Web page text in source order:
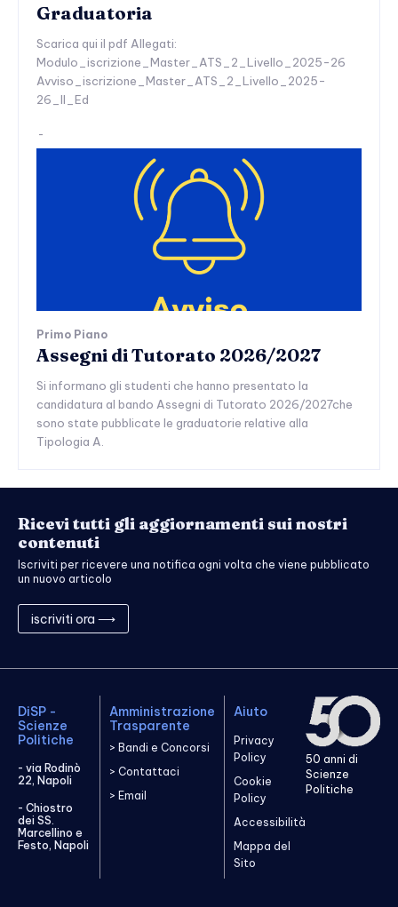
Graduatoria
Scarica qui il pdf Allegati:
Modulo_iscrizione_Master_ATS_2_Livello_2025-26
Avviso_iscrizione_Master_ATS_2_Livello_2025-
26_II_Ed
-
Primo Piano
Assegni di Tutorato 2026/2027
Si informano gli studenti che hanno presentato la
candidatura al bando Assegni di Tutorato 2026/2027che
sono state pubblicate le graduatorie relative alla
Tipologia A.
Ricevi tutti gli aggiornamenti sui nostri
contenuti
Iscriviti per ricevere una notifica ogni volta che viene pubblicato
un nuovo articolo
iscriviti ora ⟶
DiSP -
Scienze
Politiche
- via Rodinò
22, Napoli
- Chiostro
dei SS.
Marcellino e
Festo, Napoli
Amministrazione
Trasparente
> Bandi e Concorsi
> Contattaci
> Email
Aiuto
Privacy
Policy
Cookie
Policy
Accessibilità
Mappa del
Sito
50 anni di
Scienze
Politiche